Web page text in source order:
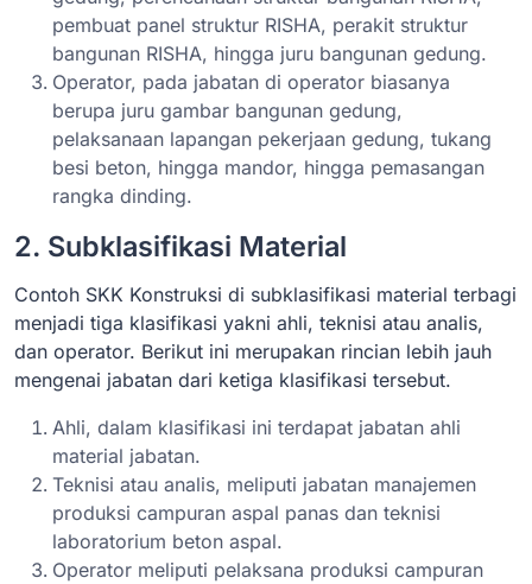
pembuat panel struktur RISHA, perakit struktur
bangunan RISHA, hingga juru bangunan gedung.
Operator, pada jabatan di operator biasanya
berupa juru gambar bangunan gedung,
pelaksanaan lapangan pekerjaan gedung, tukang
besi beton, hingga mandor, hingga pemasangan
rangka dinding.
2. Subklasifikasi Material
Contoh SKK Konstruksi di subklasifikasi material terbagi
menjadi tiga klasifikasi yakni ahli, teknisi atau analis,
dan operator. Berikut ini merupakan rincian lebih jauh
mengenai jabatan dari ketiga klasifikasi tersebut.
Ahli, dalam klasifikasi ini terdapat jabatan ahli
material jabatan.
Teknisi atau analis, meliputi jabatan manajemen
produksi campuran aspal panas dan teknisi
laboratorium beton aspal.
Operator meliputi pelaksana produksi campuran